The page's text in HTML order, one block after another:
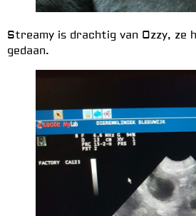
Streamy is drachtig van Ozzy, ze
gedaan.